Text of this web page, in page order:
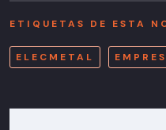
ETIQUETAS DE ESTA
ELECMETAL